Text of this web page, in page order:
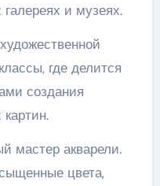
и музеях.
где делится
создания
мастер акварели.
цвета,